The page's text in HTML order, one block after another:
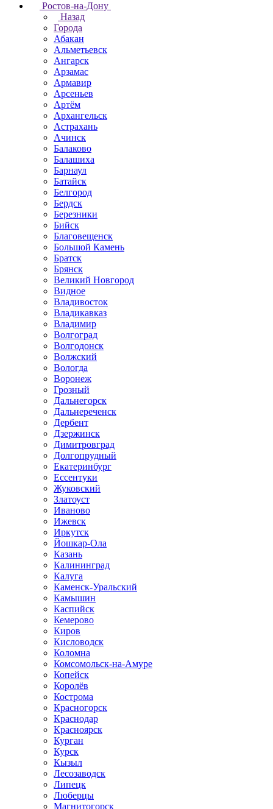
Ростов-на-Дону
Назад
Города
Абакан
Альметьевск
Ангарск
Арзамас
Армавир
Арсеньев
Артём
Архангельск
Астрахань
Ачинск
Балаково
Балашиха
Барнаул
Батайск
Белгород
Бердск
Березники
Бийск
Благовещенск
Большой Камень
Братск
Брянск
Великий Новгород
Видное
Владивосток
Владикавказ
Владимир
Волгоград
Волгодонск
Волжский
Вологда
Воронеж
Грозный
Дальнегорск
Дальнереченск
Дербент
Дзержинск
Димитровград
Долгопрудный
Екатеринбург
Ессентуки
Жуковский
Златоуст
Иваново
Ижевск
Иркутск
Йошкар-Ола
Казань
Калининград
Калуга
Каменск-Уральский
Камышин
Каспийск
Кемерово
Киров
Кисловодск
Коломна
Комсомольск-на-Амуре
Копейск
Королёв
Кострома
Красногорск
Краснодар
Красноярск
Курган
Курск
Кызыл
Лесозаводск
Липецк
Люберцы
Магнитогорск